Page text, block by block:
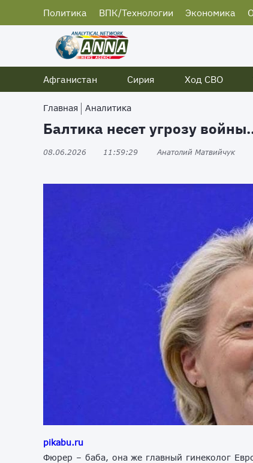
Политика ВПК/Технологии Экономика
Афганистан
Сирия Ход СВО
Главная Аналитика
Балтика несет угрозу
08.06.2026 11:59:29 Анатолий Матвийчук
pikabu.ru
Фюрер – баба, она же главный гинеколог